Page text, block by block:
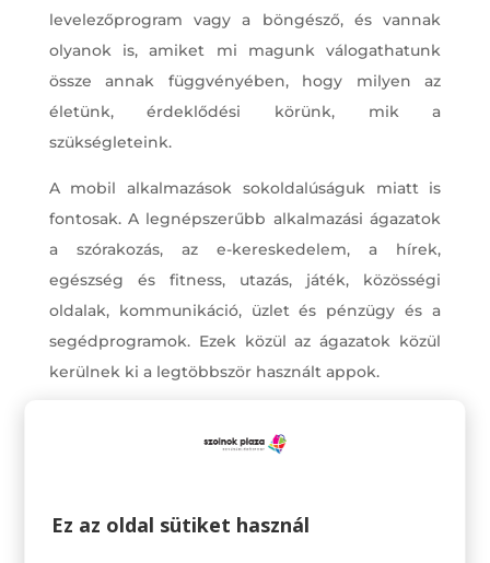
levelezőprogram vagy a böngésző, és vannak
olyanok is, amiket mi magunk válogathatunk
össze annak függvényében, hogy milyen az
életünk, érdeklődési körünk, mik a
szükségleteink.
A mobil alkalmazások sokoldalúságuk miatt is
fontosak. A legnépszerűbb alkalmazási ágazatok
a szórakozás, az e-kereskedelem, a hírek,
egészség és fitness, utazás, játék, közösségi
oldalak, kommunikáció, üzlet és pénzügy és a
segédprogramok. Ezek közül az ágazatok közül
kerülnek ki a legtöbbször használt appok.
segíthet a tájékozódásban, ha utazunk, egy
Ez az oldal sütiket használ